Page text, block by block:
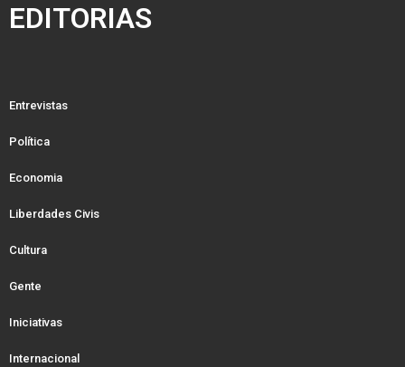
EDITORIAS
Entrevistas
Política
Economia
Liberdades Civis
Cultura
Gente
Iniciativas
Internacional